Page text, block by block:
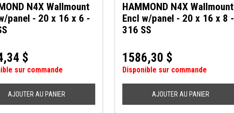
N4X Wallmount
panel - 20 x 16 x 6 -
$
sur commande
AJOUTER AU PANIER
HAMMOND N4X Wallmount
Encl w/panel - 20 x 16 x 8 -
316 SS
1586,30 $
Disponible sur commande
AJOUTER AU PANIER